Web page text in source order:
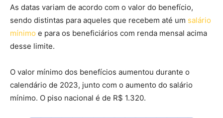
As datas variam de acordo com o valor do benefício,
sendo distintas para aqueles que recebem até um salário
mínimo e para os beneficiários com renda mensal acima
desse limite.
O valor mínimo dos benefícios aumentou durante o
calendário de 2023, junto com o aumento do salário
mínimo. O piso nacional é de R$ 1.320.